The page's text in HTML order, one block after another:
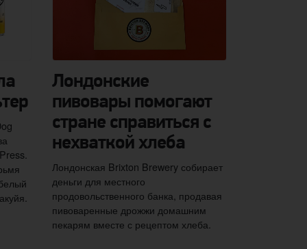
Лондонские
пивовары помогают
стране справиться с
нехваткой хлеба
Лондонская Brixton Brewery собирает
деньги для местного
продовольственного банка, продавая
пивоваренные дрожжи домашним
пекарям вместе с рецептом хлеба.